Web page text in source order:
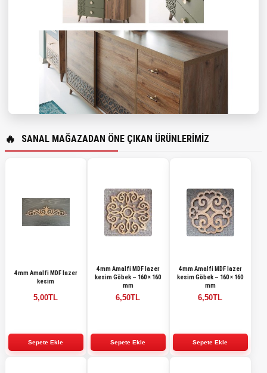
SANAL MAĞAZADAN ÖNE ÇIKAN ÜRÜNLERIMIZ
4 mm Amalfi MDF lazer
kesim
5,00TL
4 mm Amalfi MDF lazer
kesim Göbek – 160 × 160
mm
6,50TL
4 mm Amalfi MDF lazer
kesim Göbek – 160 × 160
mm
6,50TL